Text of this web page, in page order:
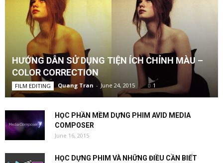
HƯỚNG DẪN SỬ DỤNG TIỆN ÍCH CHỈNH MÀU –
COLOR CORRECTION
FILM EDITING Quang Tran - June 24, 2015 1
HỌC PHẦN MỀM DỰNG PHIM AVID MEDIA
COMPOSER
June 16, 2015
HỌC DỰNG PHIM VÀ NHỮNG ĐIỀU CẦN BIẾT